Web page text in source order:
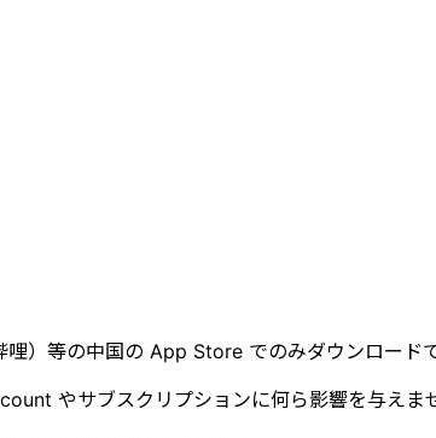
）等の中国の App Store でのみダウンロード
やサブスクリプションに何ら影響を与えま